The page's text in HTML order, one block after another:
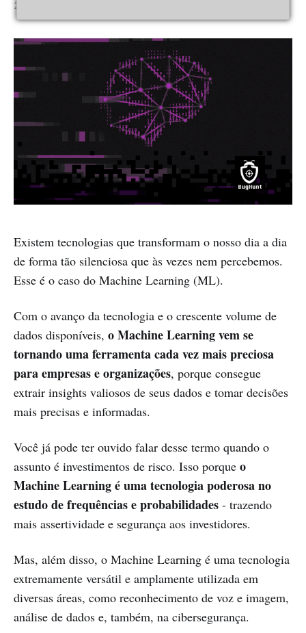
28 Fev 2023
Existem tecnologias que transformam o nosso dia a dia
de forma tão silenciosa que às vezes nem percebemos.
Esse é o caso do Machine Learning (ML).
Com o avanço da tecnologia e o crescente volume de
dados disponíveis, o Machine Learning vem se
tornando uma ferramenta cada vez mais preciosa
para empresas e organizações, porque consegue
extrair insights valiosos de seus dados e tomar decisões
mais precisas e informadas.
Você já pode ter ouvido falar desse termo quando o
assunto é investimentos de risco. Isso porque o
Machine Learning é uma tecnologia poderosa no
estudo de frequências e probabilidades - trazendo
mais assertividade e segurança aos investidores.
Mas, além disso, o Machine Learning é uma tecnologia
extremamente versátil e amplamente utilizada em
diversas áreas, como reconhecimento de voz e imagem,
análise de dados e, também, na cibersegurança.